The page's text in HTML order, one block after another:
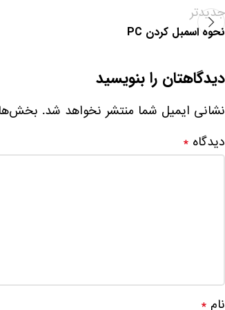
جدیدتر
نحوه اسمبل کردن PC
دیدگاهتان را بنویسید
نشانی ایمیل شما منتشر نخواهد شد.
دیدگاه *
نام *